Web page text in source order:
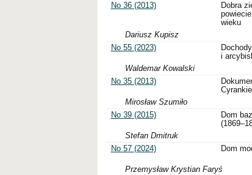
No 36 (2013)
Dobra
wieku
Dariusz Kupisz
No 55 (2023)
i
Waldemar Kowalski
No 35 (2013)
Mirosław Szumiło
No 39 (2015)
Dom
Stefan Dmitruk
No 57 (2024)
Dom
Przemysław Krystian Faryś